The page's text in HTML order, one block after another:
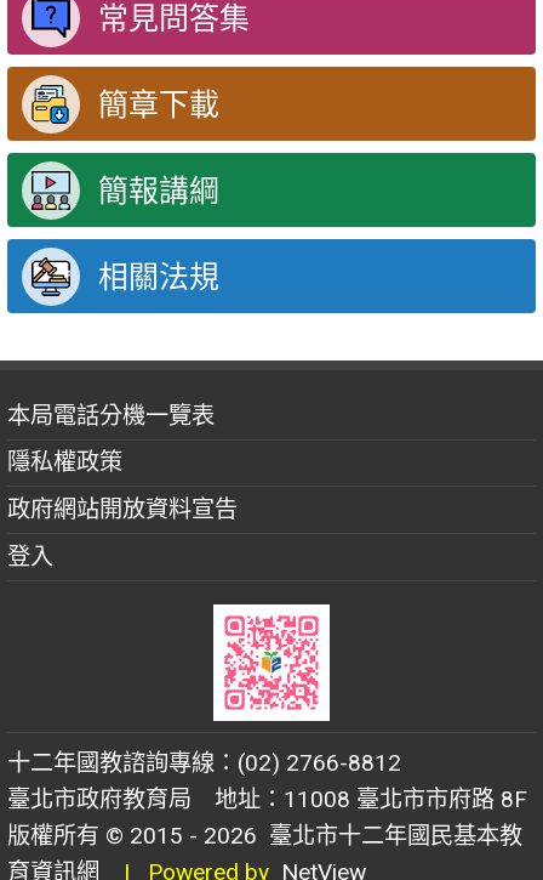
常見問答集
簡章下載
簡報講綱
相關法規
本局電話分機一覽表
隱私權政策
政府網站開放資料宣告
登入
十二年國教諮詢專線：(02) 2766-8812
臺北市政府教育局 地址：11008 臺北市市府路 8F
版權所有 © 2015 - 2026 臺北市十二年國民基本教
育資訊網
| Powered by NetView